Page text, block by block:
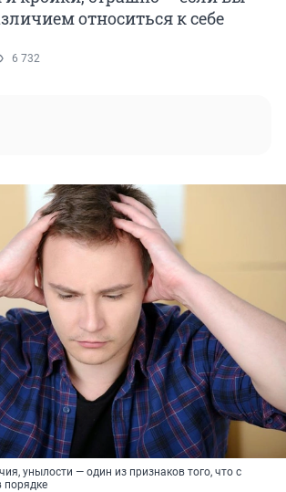
относиться к себе
6 732
унылости — один из признаков того, что с
порядке